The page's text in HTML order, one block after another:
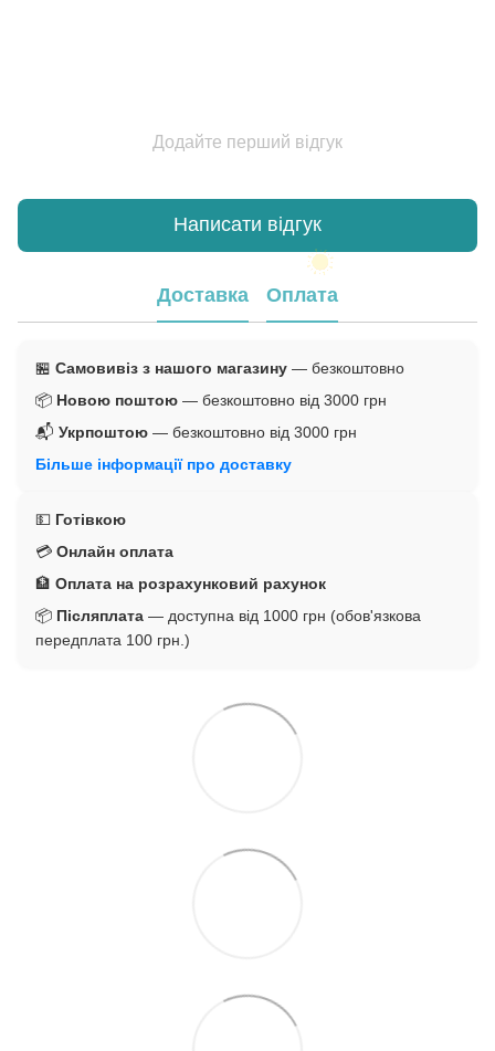
Додайте перший відгук
Написати відгук
Доставка Оплата
🏪 Самовивіз з нашого магазину — безкоштовно
📦 Новою поштою — безкоштовно від 3000 грн
📬 Укрпоштою — безкоштовно від 3000 грн
Більше інформації про доставку
💵 Готівкою
💳 Онлайн оплата
🏦 Оплата на розрахунковий рахунок
📦 Післяплата — доступна від 1000 грн (обов'язкова
передплата 100 грн.)